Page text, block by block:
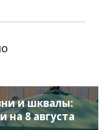
и шквалы:
на 8 августа